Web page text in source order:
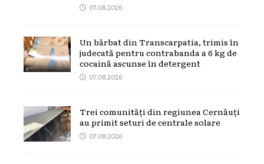
07.08.2026
Un bărbat din Transcarpatia, trimis în
judecată pentru contrabanda a 6 kg de
cocaină ascunse în detergent
07.08.2026
Trei comunități din regiunea Cernăuți
au primit seturi de centrale solare
07.08.2026